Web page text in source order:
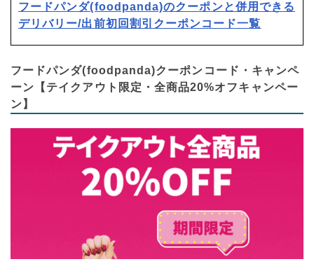
フードパンダ(foodpanda)のクーポンと併用できる
デリバリー/出前初回割引クーポンコード一覧
フードパンダ(foodpanda)クーポンコード・キャンペ
ーン【テイクアウト限定・全商品20%オフキャンペー
ン】